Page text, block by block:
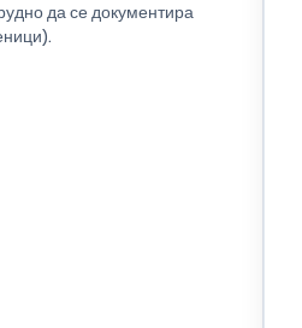
да се документира